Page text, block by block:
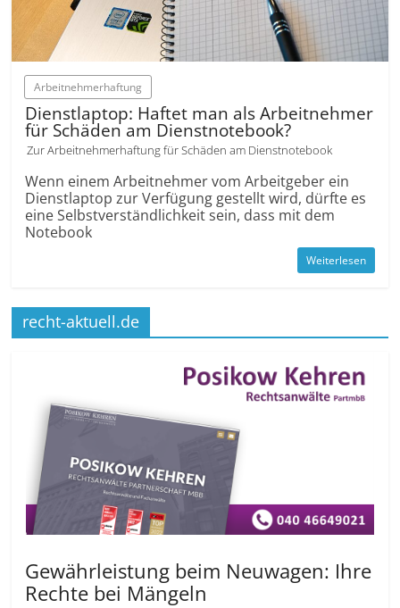
Arbeitnehmerhaftung
Dienstlaptop: Haftet man als Arbeitnehmer
für Schäden am Dienstnotebook?
Zur Arbeitnehmerhaftung für Schäden am Dienstnotebook
Wenn einem Arbeitnehmer vom Arbeitgeber ein
Dienstlaptop zur Verfügung gestellt wird, dürfte es
eine Selbstverständlichkeit sein, dass mit dem
Notebook
Weiterlesen
recht-aktuell.de
Gewährleistung beim Neuwagen: Ihre
Rechte bei Mängeln